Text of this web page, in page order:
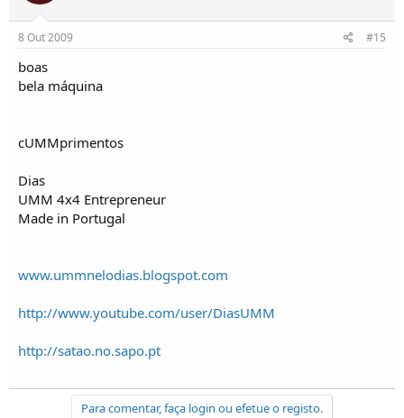
8 Out 2009 #15
boas
bela máquina
cUMMprimentos
Dias
UMM 4x4 Entrepreneur
Made in Portugal
www.ummnelodias.blogspot.com
http://www.youtube.com/user/DiasUMM
http://satao.no.sapo.pt
Para comentar, faça login ou efetue o registo.